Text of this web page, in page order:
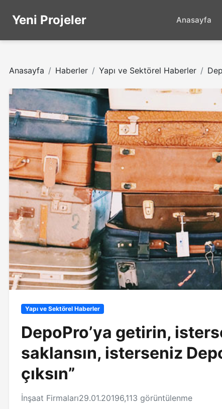
Yeni Projeler Anasayfa
Anasayfa Haberler Yapı ve Sektörel Haberler
Yapı ve Sektörel Haberler
DepoPro’ya getirin,
saklansın, isterseniz
çıksın”
İnşaat Firmaları29.01.20196,113 görüntülenme